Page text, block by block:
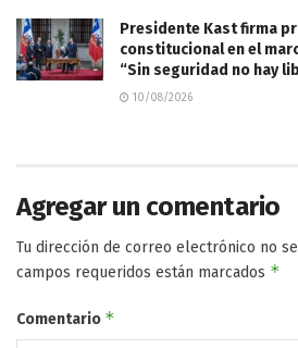
Presidente Kast firma
constitucional en el
“Sin seguridad no hay
10/08/2026
Agregar un comentario
Tu dirección de correo electrónico no
campos requeridos están marcados *
Comentario *